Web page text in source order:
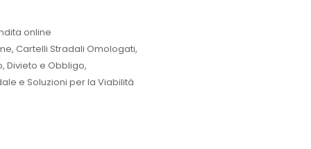
online
, Cartelli Stradali Omologati,
Divieto e Obbligo,
e Soluzioni per la Viabilità